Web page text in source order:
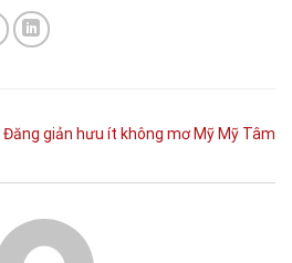
Đăng giản hưu ít không mơ Mỹ Mỹ Tâm